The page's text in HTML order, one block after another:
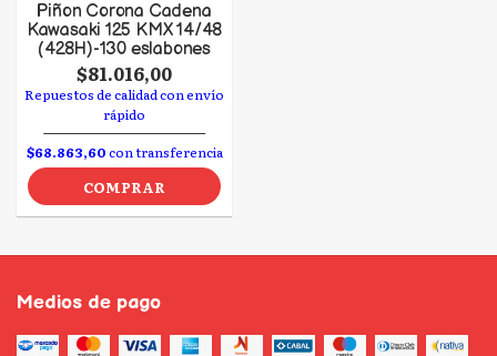
Piñon Corona Cadena
Kawasaki 125 KMX 14/48
(428H)-130 eslabones
$81.016,00
Repuestos de calidad con envío
rápido
$68.863,60con transferencia
COMPRAR
Medios de pago